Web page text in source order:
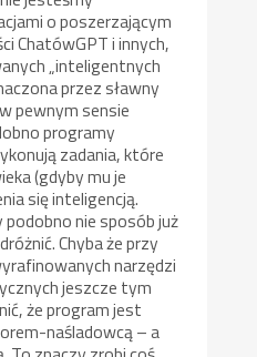
o poszerzającym
ChatówGPT i innych,
„inteligentnych
przez sławny
pewnym sensie
programy
zadania, które
(gdyby mu je
się inteligencją.
podobno nie sposób już
Chyba że przy
narzędzi
jeszcze tym
że program jest
naśladowcą – a